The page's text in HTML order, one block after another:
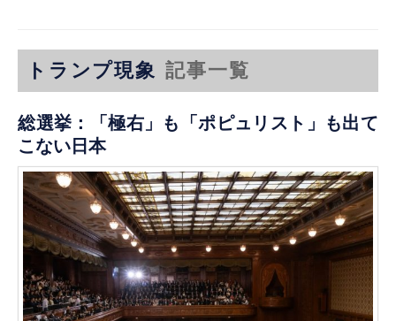
トランプ現象 記事一覧
総選挙：「極右」も「ポピュリスト」も出て
こない日本